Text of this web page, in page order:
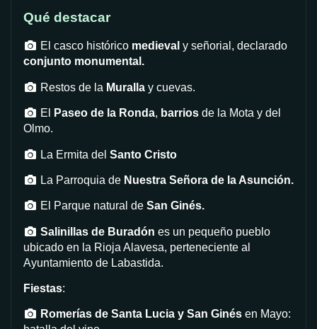
Qué destacar
El casco histórico medieval y señorial, declarado
conjunto monumental.
Restos de la Muralla y cuevas.
El Paseo de la Ronda, barrios de la Mota y del
Olmo.
La Ermita del Santo Cristo
La Parroquia de Nuestra Señora de la Asunción.
El Parque natural de San Ginés.
Salinillas de Buradón es un pequeño pueblo
ubicado en la Rioja Alavesa, perteneciente al
Ayuntamiento de Labastida.
Fiestas:
Romerías de Santa Lucia y San Ginés en Mayo: